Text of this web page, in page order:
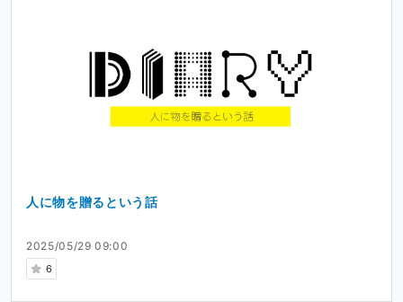
2025/05/29 09:00
6
人に物を贈るという話